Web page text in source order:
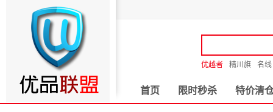
优越者 精川旗 名线
首页 限时秒杀 特价清